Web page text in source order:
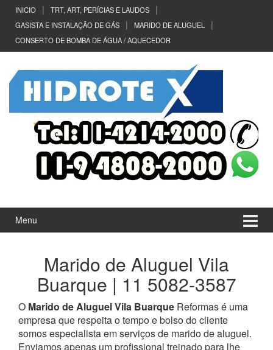
Conteúdo
Pular
menu
principal
INICIO
TRT, ART, PERÍCIAS E LAUDOS
GASISTA E INSTALAÇÃO DE GÁS
MARIDO DE ALUGUEL
CONSERTO DE BOMBA DE ÁGUA / AQUECEDOR
Menu
Marido de Aluguel Vila
Buarque | 11 5082-3587
O Marido de Aluguel Vila Buarque Reformas é uma
empresa que respeita o tempo e bolso do cliente
somos especialista em serviços de marido de aluguel.
Enviamos apenas um profissional treinado para lhe